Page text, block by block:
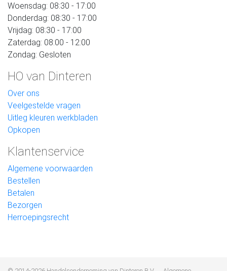
Woensdag: 08:30 - 17:00
Donderdag: 08:30 - 17:00
Vrijdag: 08:30 - 17:00
Zaterdag: 08:00 - 12:00
Zondag: Gesloten
HO van Dinteren
Over ons
Veelgestelde vragen
Uitleg kleuren werkbladen
Opkopen
Klantenservice
Algemene voorwaarden
Bestellen
Betalen
Bezorgen
Herroepingsrecht